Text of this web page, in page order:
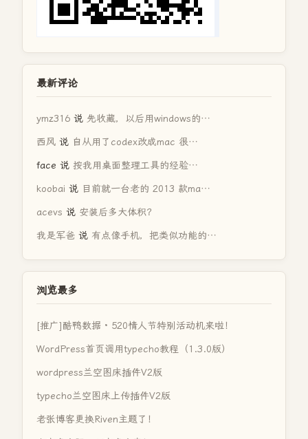
最新评论
ymz316 说 先收藏，以后用windows的…
西风 说 自从用了codex改成mac 很…
face 说 按我用桌面整理工具的经验…
koobai 说 目前就一台老的 2013 款ma…
acevs 说 安装后多大体积？
我是军爸 说 有点像手机，把类似功能的…
浏览最多
[推广]酷鸭数据 · 520情人节特别活动机来啦！
WordPress首页调用typecho教程（1.3.0版）
wordpress兰空图床插件V2版
typecho兰空图床上传插件V2版
老张博客更换Riven主题了！